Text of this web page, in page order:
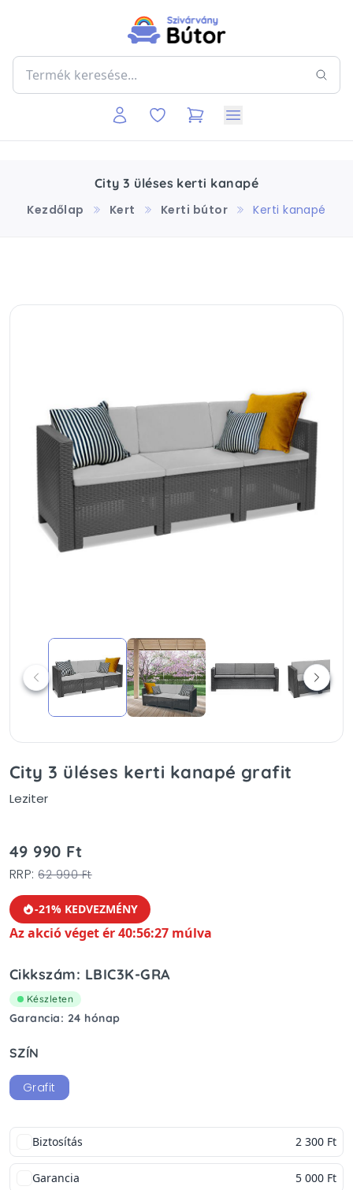
City 3 üléses kerti kanapé
Kezdőlap
Kert Kerti bútor Kerti kanapé
City 3 üléses kerti kanapé grafit
Leziter
49 990 Ft
RRP:62 990 Ft
-21% KEDVEZMÉNY
Az akció véget ér 40:56:27 múlva
Cikkszám: LBIC3K-GRA
Készleten
Garancia: 24 hónap
SZÍN
Grafit
Biztosítás 2 300 Ft
Garancia 5 000 Ft